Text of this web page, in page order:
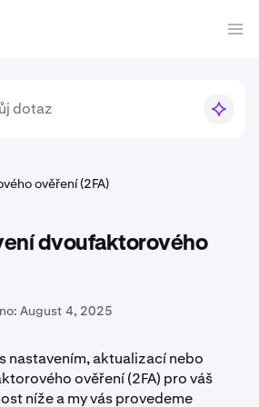
ověření (2FA)
dvoufaktorového
August 4, 2025
nastavením, aktualizací nebo
ověření (2FA) pro váš
níže a my vás provedeme